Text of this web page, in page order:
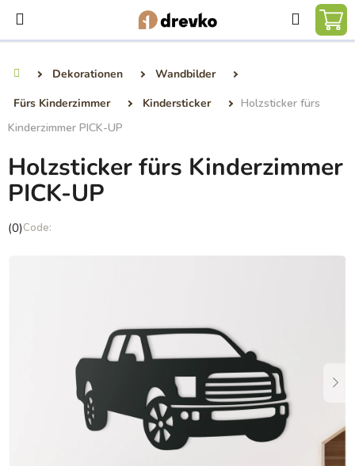
Inhalt
springen
Suchen
Dekorationen
Wandbilder
Fürs Kinderzimmer
Kindersticker
Holzsticker fürs
Kinderzimmer PICK-UP
Holzsticker fürs Kinderzimmer
PICK-UP
Die
(0)